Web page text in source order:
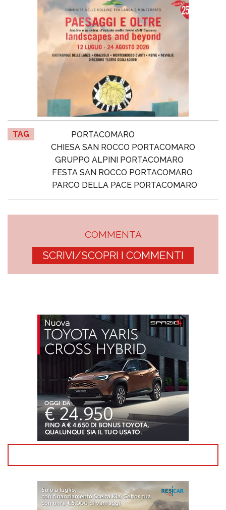
TAG
PORTACOMARO
CHIESA SAN ROCCO PORTACOMARO
GRUPPO ALPINI PORTACOMARO
FESTA SAN ROCCO PORTACOMARO
PARCO DELLA PACE PORTACOMARO
COMMENTA
SCRIVI/SCOPRI I COMMENTI